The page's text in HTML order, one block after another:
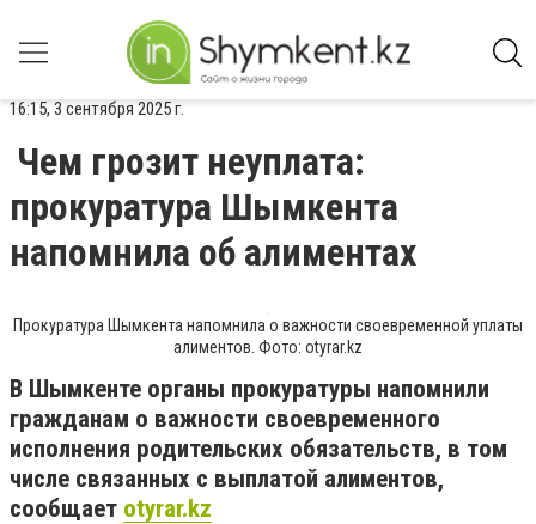
16:15, 3 сентября 2025 г.
Чем грозит неуплата:
прокуратура Шымкента
напомнила об алиментах
Прокуратура Шымкента напомнила о важности своевременной уплаты
алиментов. Фото: otyrar.kz
В Шымкенте органы прокуратуры напомнили
гражданам о важности своевременного
исполнения родительских обязательств, в том
числе связанных с выплатой алиментов,
сообщает otyrar.kz